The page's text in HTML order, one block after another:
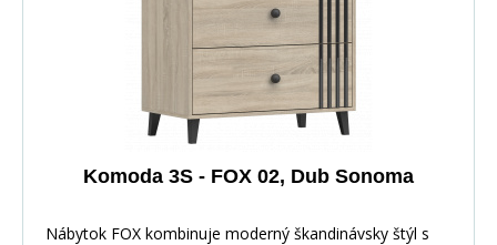
Komoda 3S - FOX 02, Dub Sonoma
Nábytok FOX kombinuje moderný škandinávsky štýl s